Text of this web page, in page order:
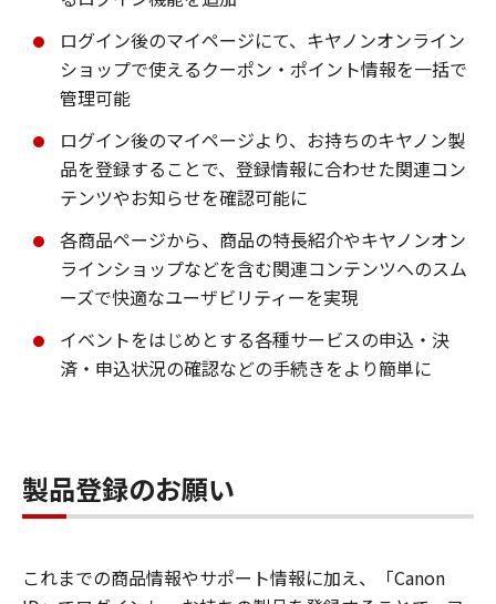
ログイン後のマイページにて、キヤノンオンライン
ショップで使えるクーポン・ポイント情報を一括で
管理可能
ログイン後のマイページより、お持ちのキヤノン製
品を登録することで、登録情報に合わせた関連コン
テンツやお知らせを確認可能に
各商品ページから、商品の特長紹介やキヤノンオン
ラインショップなどを含む関連コンテンツへのスム
ーズで快適なユーザビリティーを実現
イベントをはじめとする各種サービスの申込・決
済・申込状況の確認などの手続きをより簡単に
製品登録のお願い
これまでの商品情報やサポート情報に加え、「Canon